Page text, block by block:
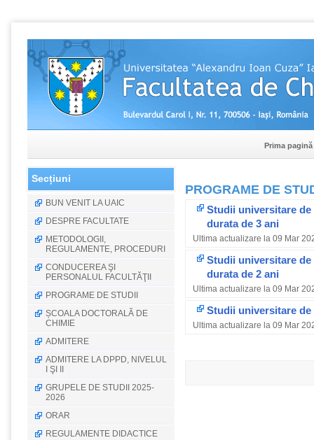
Prima pagină
Secțiuni
BUN VENIT LA UAIC
DESPRE FACULTATE
METODOLOGII,
REGULAMENTE, PROCEDURI
CONDUCEREA ŞI
PERSONALUL FACULTĂŢII
PROGRAME DE STUDII
ȘCOALA DOCTORALĂ DE
CHIMIE
ADMITERE
ADMITERE LA DPPD, NIVELUL
I ŞI II
GRUPELE DE STUDII 2025-
2026
ORAR
REGULAMENTE DIDACTICE
PROGRAME DE
Studii universitare
durata de 3 ani
Ultima actualizare la 09 Mar
Studii universitare
durata de 2 ani
Ultima actualizare la 09 Mar
Studii universitare
Ultima actualizare la 09 Mar